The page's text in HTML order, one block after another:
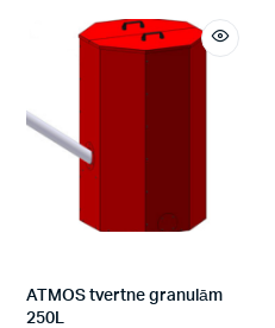
ATMOS tvertne granulām
250L